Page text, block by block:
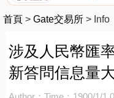
首頁 > Gate交易所 > Info
涉及人民幣匯
新答問信息量